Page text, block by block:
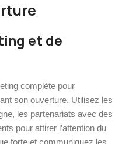
et de
complète pour
son ouverture. Utilisez les
les partenariats avec des
pour attirer l’attention du
forte et communiquez les